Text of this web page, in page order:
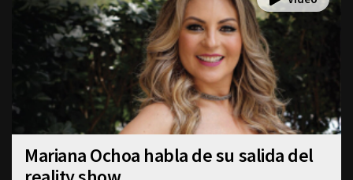
Mariana Ochoa habla de su salida del